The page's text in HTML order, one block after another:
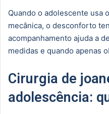
Quando o adolescente usa
mecânica, o desconforto
acompanhamento ajuda a
medidas e quando apenas
Cirurgia de
adolescência: